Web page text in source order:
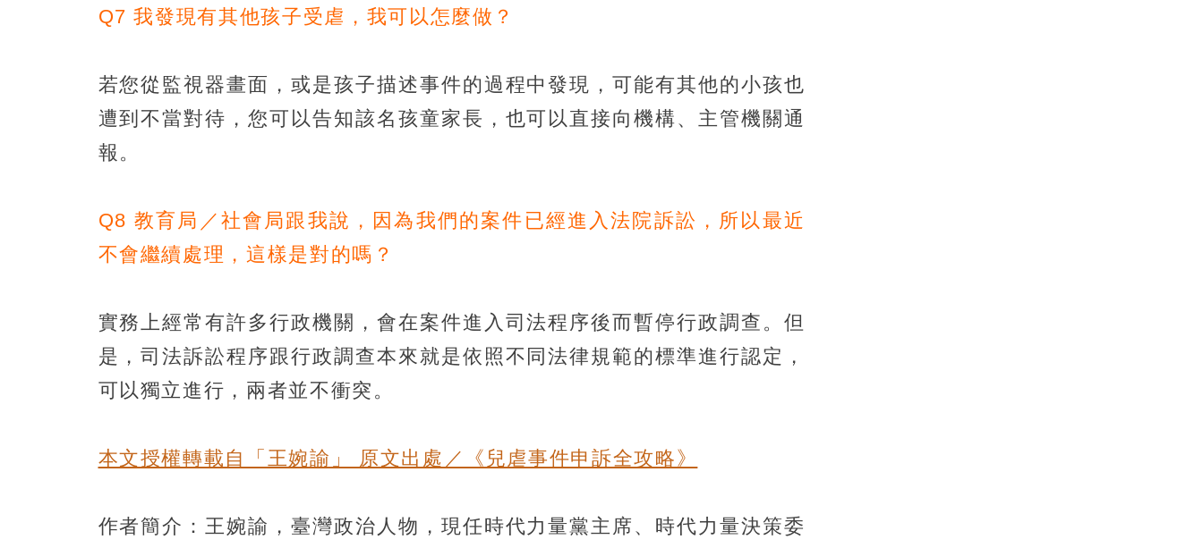
Q7 我發現有其他孩子受虐，我可以怎麼做？
若您從監視器畫面，或是孩子描述事件的過程中發現，可能有其他的小孩也
遭到不當對待，您可以告知該名孩童家長，也可以直接向機構、主管機關通
報。
Q8 教育局／社會局跟我說，因為我們的案件已經進入法院訴訟，所以最近
不會繼續處理，這樣是對的嗎？
實務上經常有許多行政機關，會在案件進入司法程序後而暫停行政調查。但
是，司法訴訟程序跟行政調查本來就是依照不同法律規範的標準進行認定，
可以獨立進行，兩者並不衝突。
本文授權轉載自「王婉諭」 原文出處／《兒虐事件申訴全攻略》
作者簡介：王婉諭，臺灣政治人物，現任時代力量黨主席、時代力量決策委